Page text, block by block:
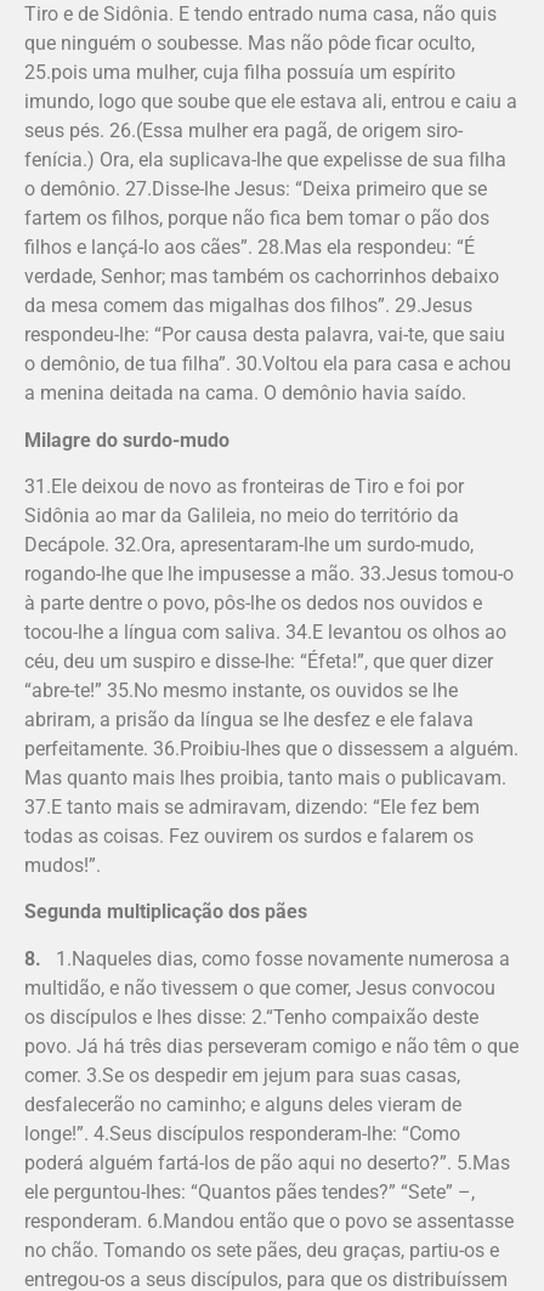
Tiro e de Sidônia. E tendo entrado numa casa, não quis
que ninguém o soubesse. Mas não pôde ficar oculto,
25.pois uma mulher, cuja filha possuía um espírito
imundo, logo que soube que ele estava ali, entrou e caiu a
seus pés. 26.(Essa mulher era pagã, de origem siro-
fenícia.) Ora, ela suplicava-lhe que expelisse de sua filha
o demônio. 27.Disse-lhe Jesus: “Deixa primeiro que se
fartem os filhos, porque não fica bem tomar o pão dos
filhos e lançá-lo aos cães”. 28.Mas ela respondeu: “É
verdade, Senhor; mas também os cachorrinhos debaixo
da mesa comem das migalhas dos filhos”. 29.Jesus
respondeu-lhe: “Por causa desta palavra, vai-te, que saiu
o demônio, de tua filha”. 30.Voltou ela para casa e achou
a menina deitada na cama. O demônio havia saído.
Milagre do surdo-mudo
31.Ele deixou de novo as fronteiras de Tiro e foi por
Sidônia ao mar da Galileia, no meio do território da
Decápole. 32.Ora, apresentaram-lhe um surdo-mudo,
rogando-lhe que lhe impusesse a mão. 33.Jesus tomou-o
à parte dentre o povo, pôs-lhe os dedos nos ouvidos e
tocou-lhe a língua com saliva. 34.E levantou os olhos ao
céu, deu um suspiro e disse-lhe: “Éfeta!”, que quer dizer
“abre-te!” 35.No mesmo instante, os ouvidos se lhe
abriram, a prisão da língua se lhe desfez e ele falava
perfeitamente. 36.Proibiu-lhes que o dissessem a alguém.
Mas quanto mais lhes proibia, tanto mais o publi­cavam.
37.E tanto mais se admiravam, dizendo: “Ele fez bem
todas as coisas. Fez ouvirem os surdos e falarem os
mudos!”.
Segunda multiplicação dos pães
8. 1.Naqueles dias, como fosse novamente numerosa a
multidão, e não tivessem o que comer, Jesus convocou
os discípulos e lhes disse: 2.“Tenho compaixão deste
povo. Já há três dias perseveram comigo e não têm o que
comer. 3.Se os despedir em jejum para suas casas,
desfalecerão no caminho; e alguns deles vieram de
longe!”. 4.Seus discípulos responderam-lhe: “Como
poderá alguém fartá-los de pão aqui no deserto?”. 5.Mas
ele perguntou-lhes: “Quantos pães tendes?” “Sete” –,
responderam. 6.Mandou então que o povo se assentasse
no chão. Tomando os sete pães, deu graças, partiu-os e
entregou-os a seus discípulos, para que os distribuíssem